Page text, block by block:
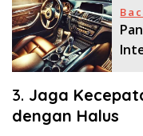
3. Jaga
dengan Halus